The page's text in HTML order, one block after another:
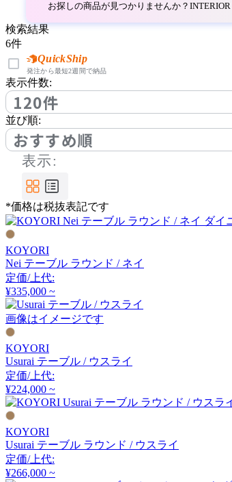
Coccole
コッコレ
COMPLEX UNIVERSAL
コンプレックスユニバー
サルファニチャーサプラ
イ
CondeHouse
カンディハウス
CRUSH CRASH PROJECT
クラッシュクラッシュプ
ロジェクト
ダンフォーム
デフォルム
お探しの商品が見つかりませんか？
検索結果
6件
QuickShip
発注から最短2週間で納品
表示件数:
120件
並び順:
おすすめ順
表示:
*価格は税抜表記です
KOYORI
Nei テーブル ラウンド / ネイ
定価/上代:
¥335,000 ~
画像はイメージです
KOYORI
Usurai テーブル / ウスライ
定価/上代:
¥224,000 ~
KOYORI
Usurai テーブル ラウンド / ウスライ
定価/上代:
¥266,000 ~